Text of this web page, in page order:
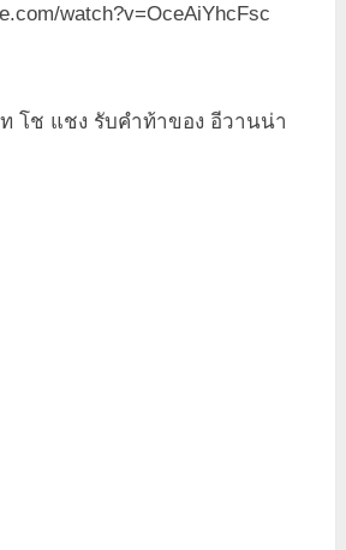
watch?v=OceAiYhcFsc
ท โช แชง รับคำท้าของ อีวานน่า